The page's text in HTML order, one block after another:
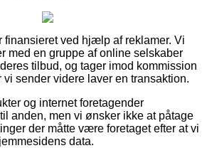
finansieret ved hjælp af reklamer. Vi
med en gruppe af online selskaber
tilbud, og tager imod kommission
vi sender videre laver en transaktion.
og internet foretagender
anden, men vi ønsker ikke at påtage
der måtte være foretaget efter at vi
data.